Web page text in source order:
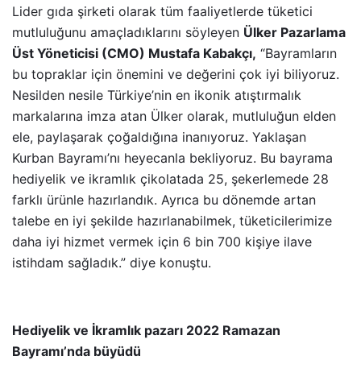
Lider gıda şirketi olarak tüm faaliyetlerde tüketici
mutluluğunu amaçladıklarını söyleyen Ülker Pazarlama
Üst Yöneticisi (CMO) Mustafa Kabakçı, “Bayramların
bu topraklar için önemini ve değerini çok iyi biliyoruz.
Nesilden nesile Türkiye’nin en ikonik atıştırmalık
markalarına imza atan Ülker olarak, mutluluğun elden
ele, paylaşarak çoğaldığına inanıyoruz. Yaklaşan
Kurban Bayramı’nı heyecanla bekliyoruz. Bu bayrama
hediyelik ve ikramlık çikolatada 25, şekerlemede 28
farklı ürünle hazırlandık. Ayrıca bu dönemde artan
talebe en iyi şekilde hazırlanabilmek, tüketicilerimize
daha iyi hizmet vermek için 6 bin 700 kişiye ilave
istihdam sağladık.” diye konuştu.
Hediyelik ve İkramlık pazarı 2022 Ramazan
Bayramı’nda büyüdü